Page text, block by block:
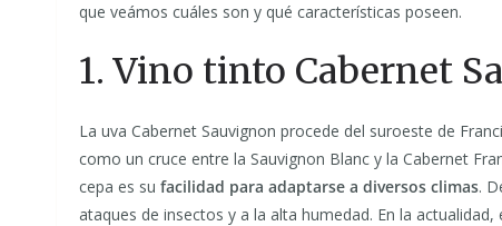
que veámos cuáles son y qué características poseen.
1. Vino tinto Cabernet
La uva Cabernet Sauvignon procede del suroeste de
como un cruce entre la Sauvignon Blanc y la Cabernet
cepa es su facilidad para adaptarse a diversos climas.
ataques de insectos y a la alta humedad. En la